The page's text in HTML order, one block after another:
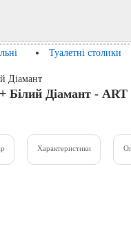
Туалетні столики
Діамант
Білий Діамант - ART
Характеристики